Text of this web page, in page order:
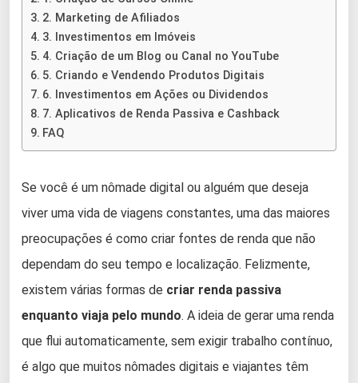
2. Marketing de Afiliados
3. Investimentos em Imóveis
4. Criação de um Blog ou Canal no YouTube
5. Criando e Vendendo Produtos Digitais
6. Investimentos em Ações ou Dividendos
7. Aplicativos de Renda Passiva e Cashback
FAQ
Se você é um nômade digital ou alguém que deseja
viver uma vida de viagens constantes, uma das maiores
preocupações é como criar fontes de renda que não
dependam do seu tempo e localização. Felizmente,
existem várias formas de criar renda passiva
enquanto viaja pelo mundo. A ideia de gerar uma renda
que flui automaticamente, sem exigir trabalho contínuo,
é algo que muitos nômades digitais e viajantes têm